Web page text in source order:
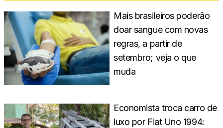
Mais brasileiros poderão
doar sangue com novas
regras, a partir de
setembro; veja o que
muda
Economista troca carro de
luxo por Fiat Uno 1994: